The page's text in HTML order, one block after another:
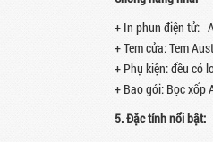
+ In phun điện tử:
+ Tem cửa: Tem
+ Phụ kiện: đều có
+ Bao gói: Bọc xốp
5.Đặc tính nổi bật: